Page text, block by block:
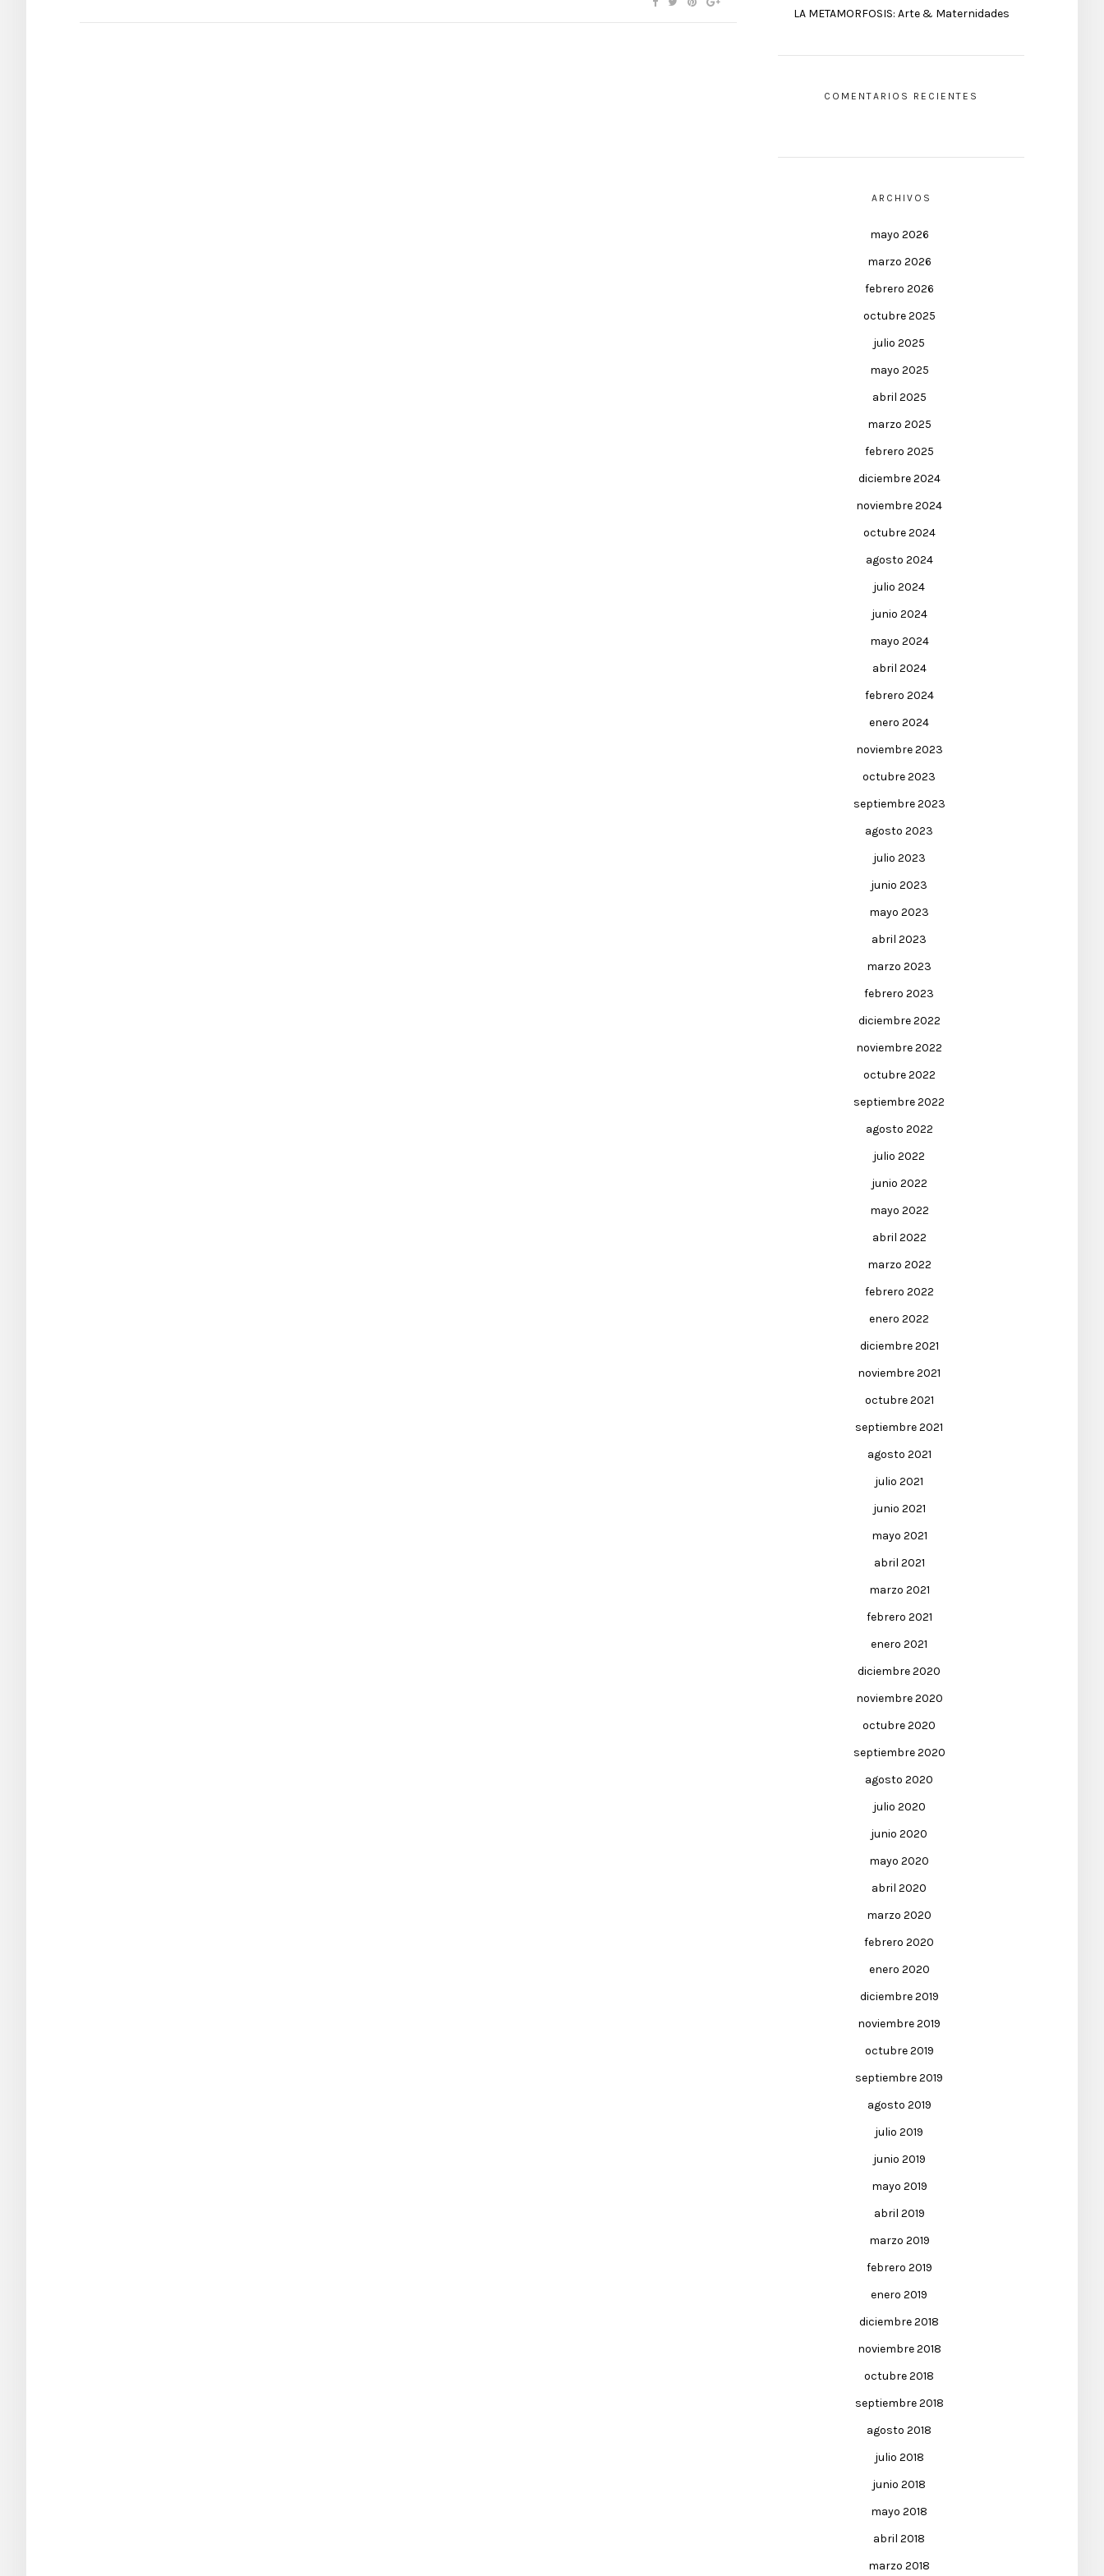
LA METAMORFOSIS: Arte & Maternidades
COMENTARIOS RECIENTES
ARCHIVOS
mayo 2026
marzo 2026
febrero 2026
octubre 2025
julio 2025
mayo 2025
abril 2025
marzo 2025
febrero 2025
diciembre 2024
noviembre 2024
octubre 2024
agosto 2024
julio 2024
junio 2024
mayo 2024
abril 2024
febrero 2024
enero 2024
noviembre 2023
octubre 2023
septiembre 2023
agosto 2023
julio 2023
junio 2023
mayo 2023
abril 2023
marzo 2023
febrero 2023
diciembre 2022
noviembre 2022
octubre 2022
septiembre 2022
agosto 2022
julio 2022
junio 2022
mayo 2022
abril 2022
marzo 2022
febrero 2022
enero 2022
diciembre 2021
noviembre 2021
octubre 2021
septiembre 2021
agosto 2021
julio 2021
junio 2021
mayo 2021
abril 2021
marzo 2021
febrero 2021
enero 2021
diciembre 2020
noviembre 2020
octubre 2020
septiembre 2020
agosto 2020
julio 2020
junio 2020
mayo 2020
abril 2020
marzo 2020
febrero 2020
enero 2020
diciembre 2019
noviembre 2019
octubre 2019
septiembre 2019
agosto 2019
julio 2019
junio 2019
mayo 2019
abril 2019
marzo 2019
febrero 2019
enero 2019
diciembre 2018
noviembre 2018
octubre 2018
septiembre 2018
agosto 2018
julio 2018
junio 2018
mayo 2018
abril 2018
marzo 2018